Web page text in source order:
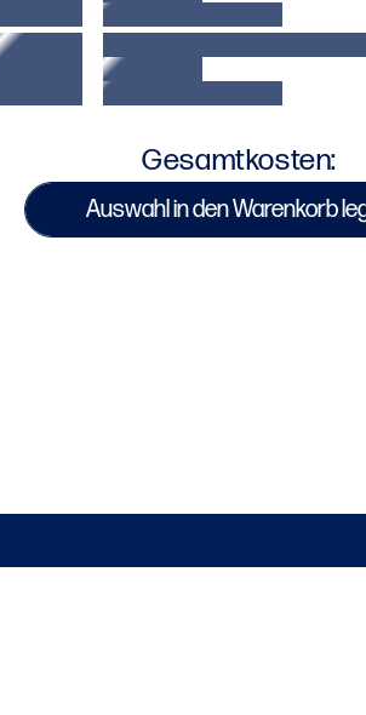
Ausgereiftes Verschlusssystem bietet
Handgelenksunterstützung
professionellem Bandagen, minimiert
Weiches, atmungsaktives Innenfutter
ganztägigen Komfort bei langen
ohne Reizungen
Gesamtkosten:
Auswahl in den Warenkorb